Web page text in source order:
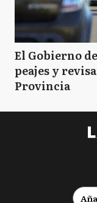
El Gobierno
peajes y
Provincia